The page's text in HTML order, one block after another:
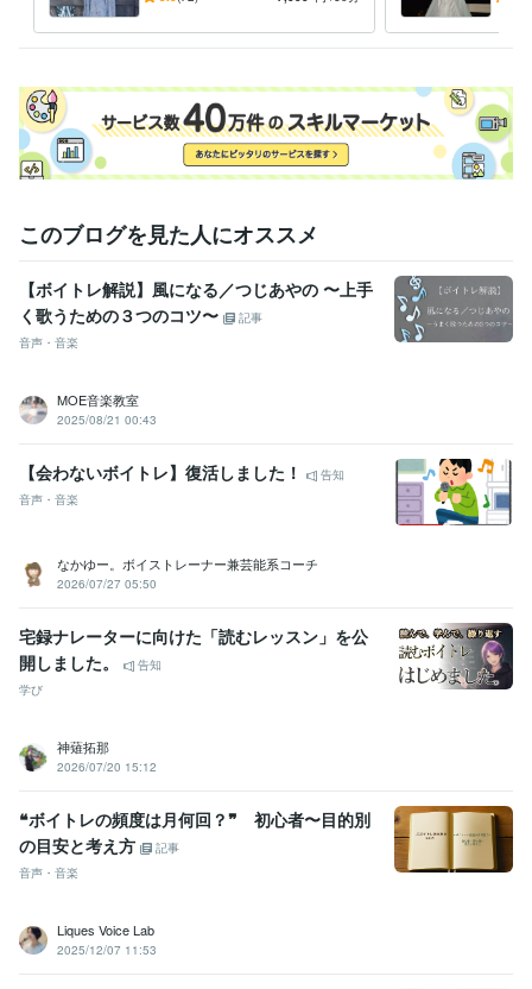
このブログを見た人にオススメ
【ボイトレ解説】風になる／つじあやの 〜上手
く歌うための３つのコツ〜
記事
音声・音楽
MOE音楽教室
2025/08/21 00:43
【会わないボイトレ】復活しました！
告知
音声・音楽
なかゆー。ボイストレーナー兼芸能系コーチ
2026/07/27 05:50
宅録ナレーターに向けた「読むレッスン」を公
開しました。
告知
学び
神薙拓那
2026/07/20 15:12
❝ボイトレの頻度は月何回？❞ 初心者〜目的別
の目安と考え方
記事
音声・音楽
Liques Voice Lab
2025/12/07 11:53